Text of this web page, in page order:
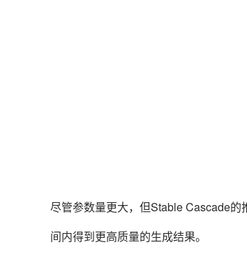
尽管参数量更大，但Stable Cascade
间内得到更高质量的生成结果。